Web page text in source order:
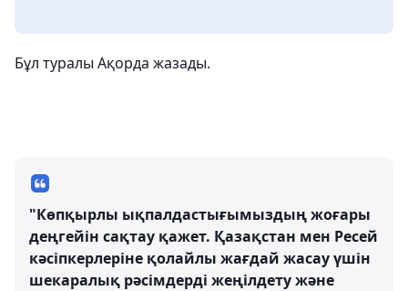
Бұл туралы Ақорда жазады.
"Көпқырлы ықпалдастығымыздың жоғары
деңгейін сақтау қажет. Қазақстан мен Ресей
кәсіпкерлеріне қолайлы жағдай жасау үшін
шекаралық рәсімдерді жеңілдету және